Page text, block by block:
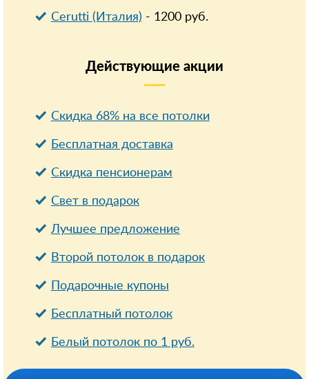
Cerutti (Италия) - 1200руб.
Действующие акции
Скидка 68% на все потолки
Бесплатная доставка
Cкидка пенсионерам
Свет в подарок
Лучшее предложение
Второй потолок в подарок
Подарочные купоны
Бесплатный потолок
Белый потолок по 1 руб.